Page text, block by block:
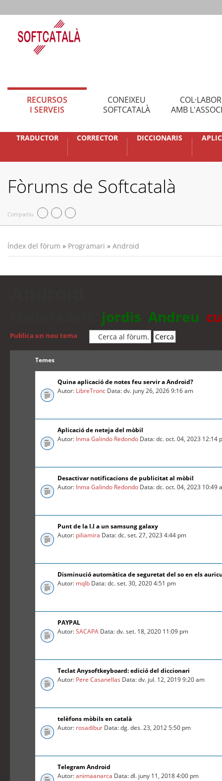
RECURSOS
I SERVEIS
CONEIXEU
SOFTCATALÀ
AMB
TRADUCTOR CORRECTOR DICCIONARIS
Fòrums de Softcatalà
Compartiu
Índex del fòrum » Programari » Android
jordis Andreu
Publica un nou tema
Temes
Quina aplicació de notes feu servir a Android?
Autor: LibreTronc Data: dv. juny 26, 2026 9:16 am
Aplicació de neteja del mòbil
Autor: Inma Galindo Redondo Data: dc. oct. 04, 2023 12:14
Desactivar notificacions de publicitat al mòbil
Autor: Inma Galindo Redondo Data: dc. oct. 04, 2023 10:49
Punt de la l.l a un samsung galaxy
Autor: piliamira Data: dc. set. 27, 2023 4:44 pm
Disminució automàtica de seguretat del so en els
Autor: mqlb Data: dc. set. 30, 2020 4:51 pm
PAYPAL
Autor:SACAPA Data: dv. set. 18, 2020 11:09 pm
Teclat Anysoftkeyboard: edició del diccionari
Autor: Pere Casanellas Data: dv. jul. 12, 2019 9:20 am
telèfons mòbils en català
Autor: rosadibur Data: dg. des. 23, 2012 5:50 pm
Telegram Android
Autor:animaanarca Data: dl. juny 11, 2018 4:00 pm